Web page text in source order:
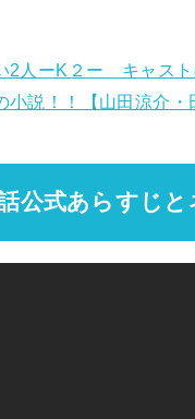
2人ーK２ー キャスト
説！！【山田涼介・
公式あらすじと